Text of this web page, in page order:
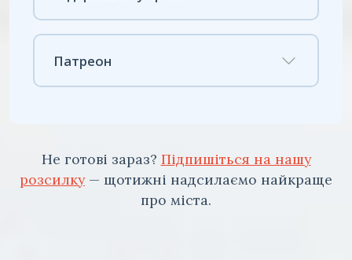
Патреон
Не готові зараз? Підпишіться на нашу
розсилку— щотижні надсилаємо найкраще
про міста.